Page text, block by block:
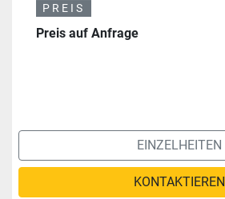
PREIS
Preis auf Anfrage
EINZELHEITEN
KONTAKTIEREN